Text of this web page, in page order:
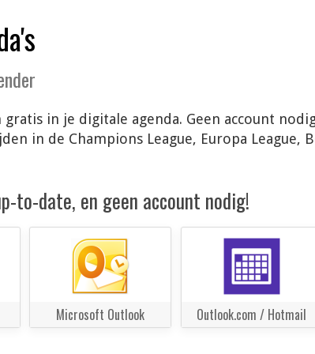
in je digitale agenda. Geen account
in de Champions League, Europa League,
to-date, en geen account nodig!
Microsoft Outlook Outlook.com / Hotmail